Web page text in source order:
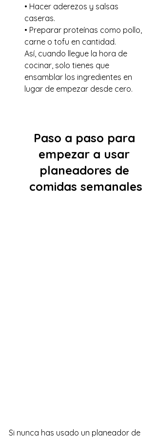
• Hacer aderezos y salsas
caseras.
• Preparar proteínas como pollo,
carne o tofu en cantidad.
Así, cuando llegue la hora de
cocinar, solo tienes que
ensamblar los ingredientes en
lugar de empezar desde cero.
Paso a paso para
empezar a usar
planeadores de
comidas semanales
Si nunca has usado un planeador de